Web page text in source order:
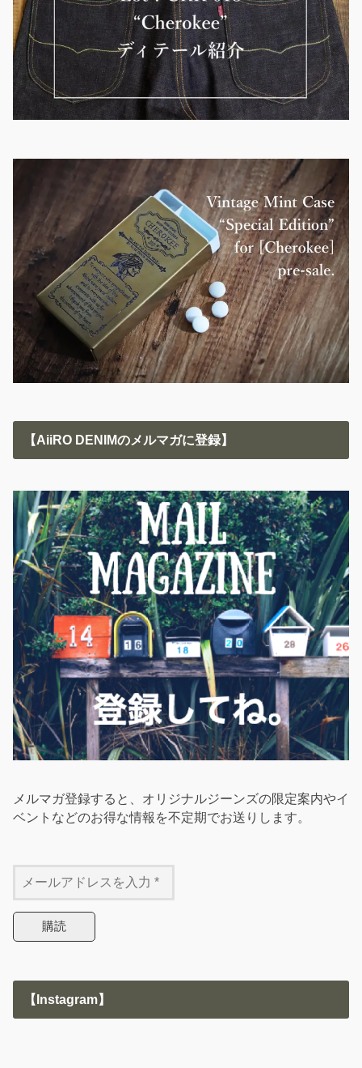
【AiiRO DENIMのメルマガに登録】
メルマガ登録すると、オリジナルジーンズの限定案内やイ
ベントなどのお得な情報を不定期でお送りします。
【Instagram】